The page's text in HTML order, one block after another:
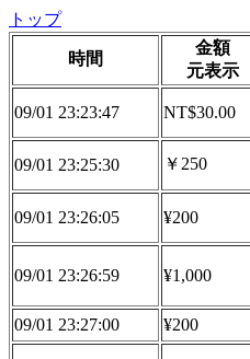
トップ
時間
金額
元表示
09/01 23:23:47 NT$30.00
09/01 23:25:30 ￥250
09/01 23:26:05 ¥200
09/01 23:26:59 ¥1,000
09/01 23:27:00 ¥200